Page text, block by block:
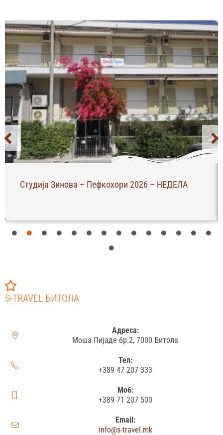
Студија Зинова – Пефкохори 2026 – НЕДЕЛА
S-TRAVEL БИТОЛА
Адреса:
Моша Пијаде бр.2, 7000 Битола
Тел:
+389 47 207 333
Моб:
+389 71 207 500
Email:
info@s-travel.mk